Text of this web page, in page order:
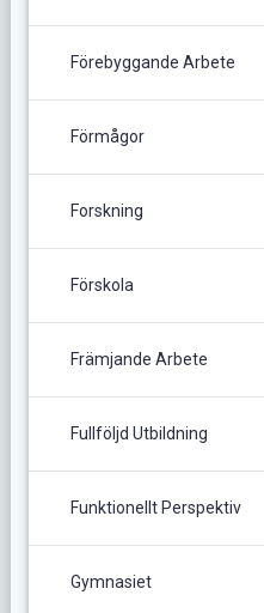
Förebyggande Arbete
Förmågor
Forskning
Förskola
Främjande Arbete
Fullföljd Utbildning
Funktionellt Perspektiv
Gymnasiet